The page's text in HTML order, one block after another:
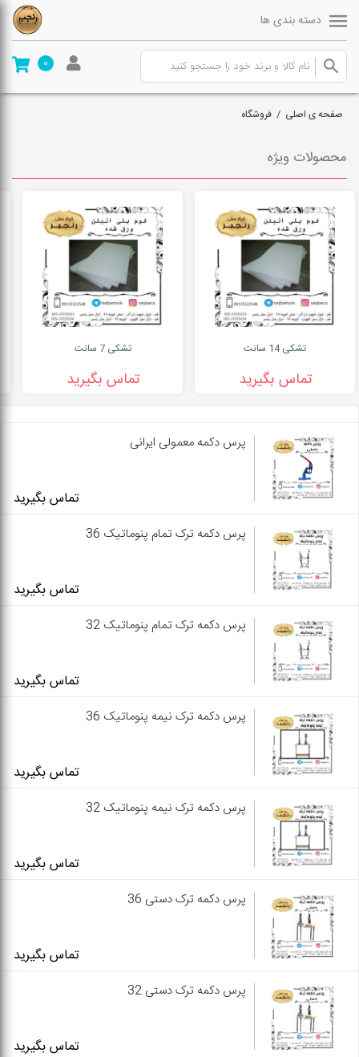
دسته بندی ها
0
صفحه ی اصلی / فروشگاه
محصولات ویژه
تشکی 14 سانت
تماس بگیرید
تشکی 7 سانت
تماس بگیرید
پرس دکمه معمولی ایرانی
تماس بگیرید
پرس دکمه ترک تمام پنوماتیک 36
تماس بگیرید
پرس دکمه ترک تمام پنوماتیک 32
تماس بگیرید
پرس دکمه ترک نیمه پنوماتیک 36
تماس بگیرید
پرس دکمه ترک نیمه پنوماتیک 32
تماس بگیرید
پرس دکمه ترک دستی 36
تماس بگیرید
پرس دکمه ترک دستی 32
تماس بگیرید